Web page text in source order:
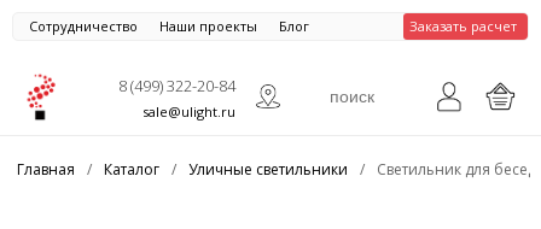
Сотрудничество Наши проекты Блог Заказать расчет
8 (499) 322-20-84
sale@ulight.ru
Главная / Каталог / Уличные светильники / Светильник для